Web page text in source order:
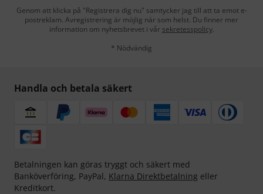
Genom att klicka på "Registrera dig nu" samtycker jag till att ta emot e-
postreklam. Avregistrering är möjlig när som helst. Du finner mer
information om nyhetsbrevet i vår sekretesspolicy.
* Nödvändig
Handla och betala säkert
Betalningen kan göras tryggt och säkert med
Banköverföring, PayPal, Klarna Direktbetalning eller
Kreditkort.